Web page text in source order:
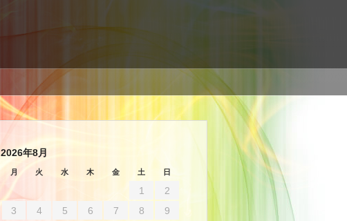
2026年8月
月 火 水 木 金 土 日
1
2
3
4 5 6 7 8
9